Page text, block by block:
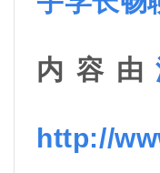
内容由
http://